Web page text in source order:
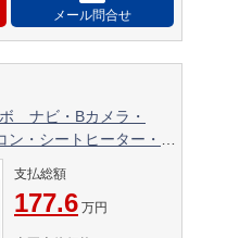
メール問合せ
ナビ・Bカメラ・
ン・シートヒーター・パ
グ・禁煙車
支払総額
177.6 万円